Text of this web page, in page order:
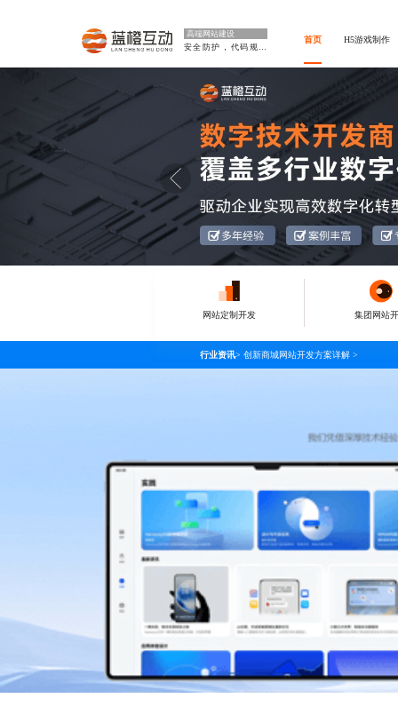
高端网站建设
安全防护，代码规范
首页 H5游戏制作
网站定制开发 集团网站
行业资讯> 创新商城网站开发方案详解 >